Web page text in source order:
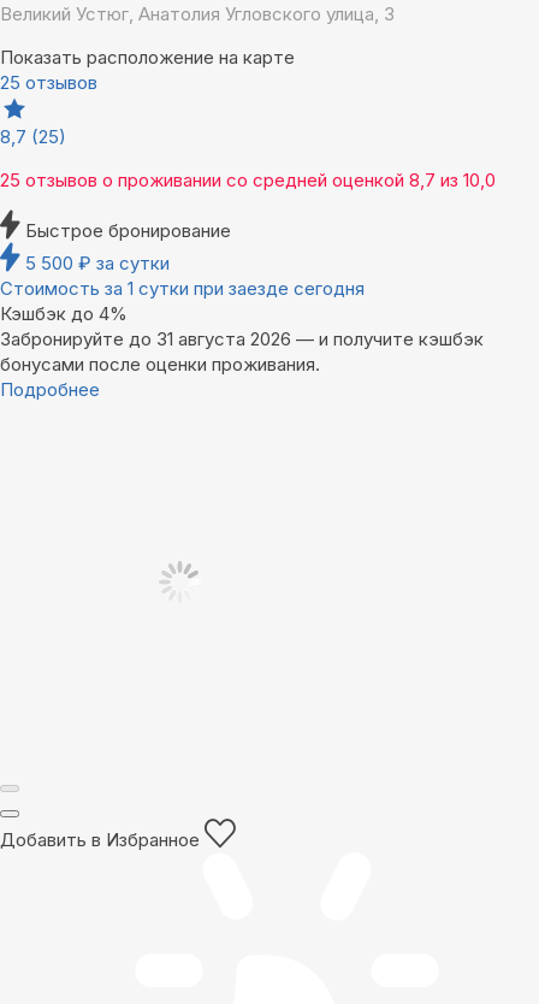
Великий Устюг, Анатолия Угловского улица, 3
Показать расположение на карте
25 отзывов
8,7 (25)
25 отзывов о проживании со средней оценкой 8,7 из 10,0
Быстрое бронирование
5 500 ₽ за сутки
Стоимость за 1 сутки при заезде сегодня
Кэшбэк до 4%
Забронируйте до 31 августа 2026 — и получите кэшбэк
бонусами после оценки проживания.
Подробнее
Добавить в Избранное